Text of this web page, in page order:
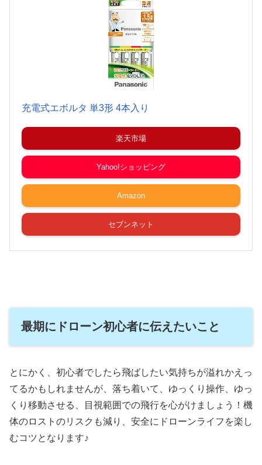
充電式エボルタ 単3形 4本入り
楽天市場
Yahoo!ショッピング
Amazon
セブンネット
最期にドローン初心者に伝えたいこと
とにかく、初心者でしたら飛ばしたい気持ちが溢れかえっ
てるかもしれませんが、落ち着いて、ゆっくり操作、ゆっ
くり移動させる、目視範囲での飛行を心がけましょう！機
体のロストのリスクも減り、安全にドローンライフを楽し
むコツとなります♪